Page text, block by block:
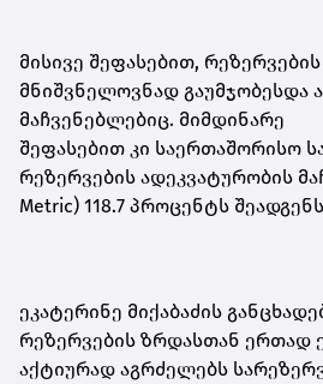
მისივე შეფასებით,
მნიშვნელოვნად გაუმჯობესდა
მაჩვენებლებიც. მიმდინარე
შეფასებით კი საერთაშორისო
რეზერვების ადეკვატურობის
Metric) 118.7 პროცენტს
ეკატერინე მიქაბაძის
რეზერვების ზრდასთან ერთად
აქტიურად აგრძელებს